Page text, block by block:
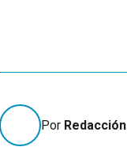
Por Redacción